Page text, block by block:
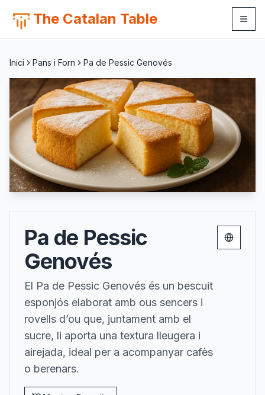
The Catalan Table
Inici Pans i Forn Pa de Pessic Genovés
Pa de Pessic
Genovés
El Pa de Pessic Genovés és un bescuit
esponjós elaborat amb ous sencers i
rovells d’ou que, juntament amb el
sucre, li aporta una textura lleugera i
airejada, ideal per a acompanyar cafès
o berenars.
Change